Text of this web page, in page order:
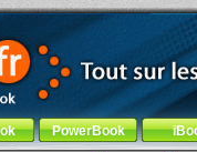
! -Aller au menu de
PowerBook